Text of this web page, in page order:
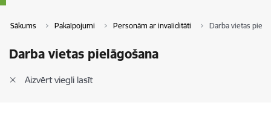
Sākums Pakalpojumi Personām ar invaliditāti Darba vietas
Darba vietas pielāgošana
Aizvērt viegli lasīt